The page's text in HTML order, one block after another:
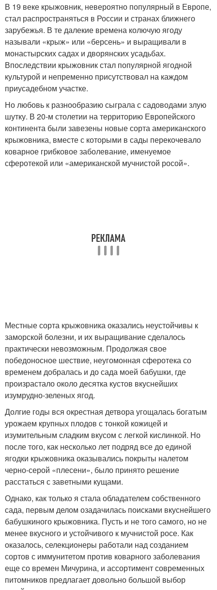
В 19 веке крыжовник, невероятно популярный в Европе,
стал распространяться в России и странах ближнего
зарубежья. В те далекие времена колючую ягоду
называли «крыж» или «берсень» и выращивали в
монастырских садах и дворянских усадьбах.
Впоследствии крыжовник стал популярной ягодной
культурой и непременно присутствовал на каждом
приусадебном участке.
Но любовь к разнообразию сыграла с садоводами злую
шутку. В 20-м столетии на территорию Европейского
континента были завезены новые сорта американского
крыжовника, вместе с которыми в сады перекочевало
коварное грибковое заболевание, именуемое
сферотекой или «американской мучнистой росой».
Местные сорта крыжовника оказались неустойчивы к
заморской болезни, и их выращивание сделалось
практически невозможным. Продолжая свое
победоносное шествие, неугомонная сферотека со
временем добралась и до сада моей бабушки, где
произрастало около десятка кустов вкуснейших
изумрудно-зеленых ягод.
Долгие годы вся окрестная детвора угощалась богатым
урожаем крупных плодов с тонкой кожицей и
изумительным сладким вкусом с легкой кислинкой. Но
после того, как несколько лет подряд все до единой
ягодки крыжовника оказывались покрыты налетом
черно-серой «плесени», было принято решение
расстаться с заветными кущами.
Однако, как только я стала обладателем собственного
сада, первым делом озадачилась поисками вкуснейшего
бабушкиного крыжовника. Пусть и не того самого, но не
менее вкусного и устойчивого к мучнистой росе. Как
оказалось, селекционеры работали над созданием
сортов с иммунитетом против коварного заболевания
еще со времен Мичурина, и ассортимент современных
питомников предлагает довольно большой выбор